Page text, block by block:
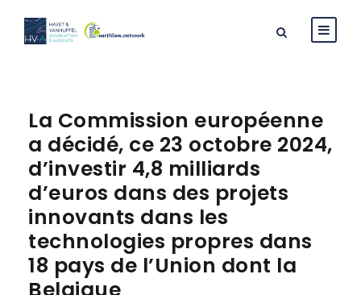
La Commission européenne
a décidé, ce 23 octobre 2024,
d’investir 4,8 milliards
d’euros dans des projets
innovants dans les
technologies propres dans
18 pays de l’Union dont la